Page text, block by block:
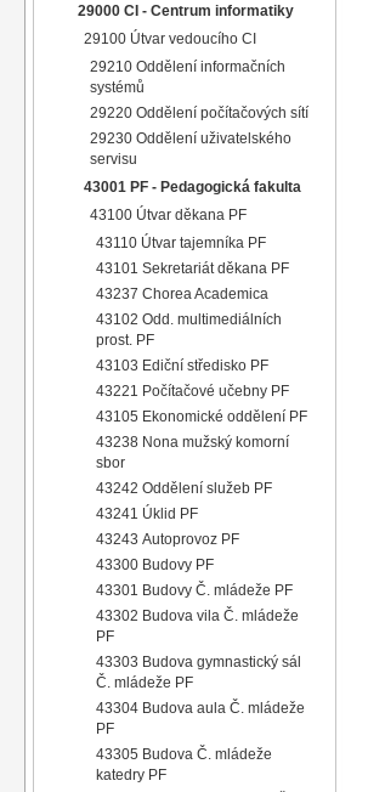
29000 CI - Centrum informatiky
29100 Útvar vedoucího CI
29210 Oddělení informačních
systémů
29220 Oddělení počítačových sítí
29230 Oddělení uživatelského
servisu
43001 PF - Pedagogická fakulta
43100 Útvar děkana PF
43110 Útvar tajemníka PF
43101 Sekretariát děkana PF
43237 Chorea Academica
43102 Odd. multimediálních
prost. PF
43103 Ediční středisko PF
43221 Počítačové učebny PF
43105 Ekonomické oddělení PF
43238 Nona mužský komorní
sbor
43242 Oddělení služeb PF
43241 Úklid PF
43243 Autoprovoz PF
43300 Budovy PF
43301 Budovy Č. mládeže PF
43302 Budova vila Č. mládeže
PF
43303 Budova gymnastický sál
Č. mládeže PF
43304 Budova aula Č. mládeže
PF
43305 Budova Č. mládeže
katedry PF